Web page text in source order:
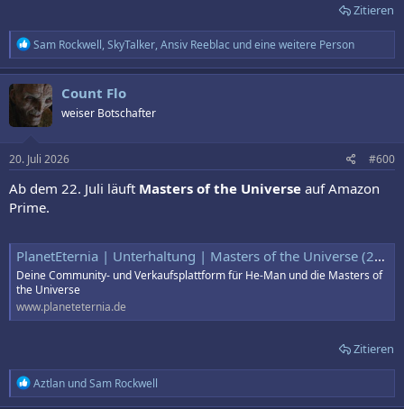
Zitieren
R
e
a
k
t
i
o
e
n
:
Sam Rockwell, SkyTalker, Ansiv Reeblac und eine weitere Person
Count Flo
weiser Botschafter
20. Juli 2026 #600
Ab dem 22. Juli läuft Masters of the Universe auf Amazon
Prime.
PlanetEternia | Unterhaltung | Masters of the Universe (2026) ab 22. Juli exklusiv auf Amazon Prime
Deine Community- und Verkaufsplattform für He-Man und die Masters of
the Universe
www.planeteternia.de
Zitieren
R
e
Aztlan undSam Rockwell